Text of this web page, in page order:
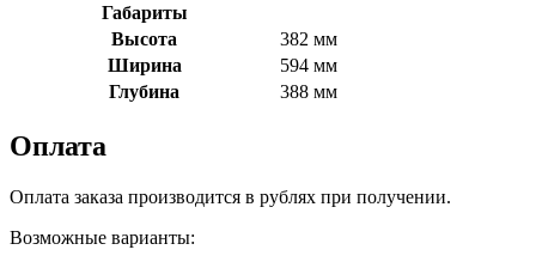
Габариты
Высота
382 мм
Ширина
594 мм
Глубина
388 мм
Оплата
Оплата заказа производится в рублях при получении.
Возможные варианты: